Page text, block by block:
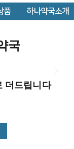
품 하나약국소개
국
더드립니다